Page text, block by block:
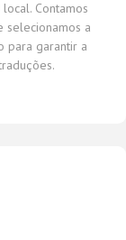
Contamos
selecionamos a
para garantir a